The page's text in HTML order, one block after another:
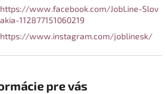
https://www.facebook.com/JobLine-Slov
akia-112877151060219
https://www.instagram.com/joblinesk/
pre vás